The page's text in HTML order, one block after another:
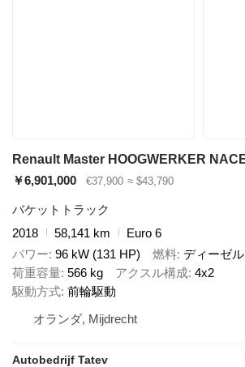
￥6,901,000 €37,900 ≈ $43,790
バケットトラック
2018
58,141 km
Euro 6
パワー 96 kW (131 HP) 燃料 ディーゼル
荷重容量 566 kg アクスル構成 4x2
駆動方式 前輪駆動
オランダ, Mijdrecht
Autobedrijf Tatev